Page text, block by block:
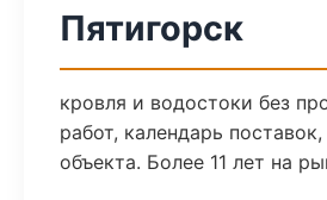
Пятигорск
кровля и водостоки без
работ, календарь
объекта. Более 11 лет на